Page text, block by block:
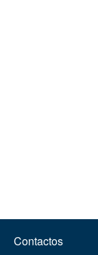
Contactos